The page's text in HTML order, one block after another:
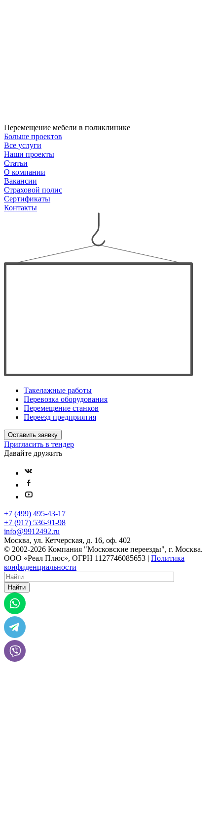
Перемещение мебели в поликлинике
Больше проектов
Все услуги
Наши проекты
Статьи
О компании
Вакансии
Страховой полис
Сертификаты
Контакты
Такелажные работы
Перевозка оборудования
Перемещение станков
Переезд предприятия
Оставить заявку
Пригласить в тендер
Давайте дружить
+7 (499) 495-43-17
+7 (917) 536-91-98
info@9912492.ru
Москва, ул. Кетчерская, д. 16, оф. 402
© 2002-2026 Компания "Московские переезды", г. Москва.
ООО «Реал Плюс», ОГРН 1127746085653 | Политика
конфиденциальности
Найти